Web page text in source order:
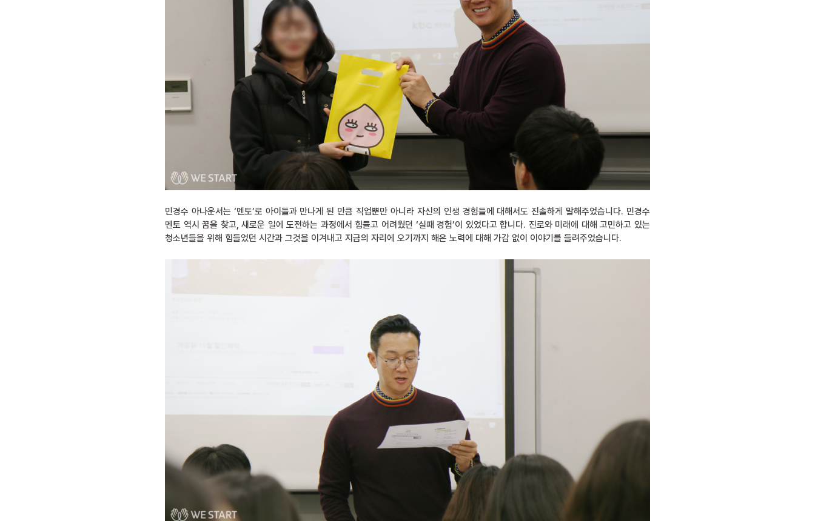
민경수 아나운서는 ‘멘토’로 아이들과 만나게 된 만큼 직업뿐만 아니라 자신의 인생 경험들에 대해서도 진솔하게 말해주었습니다. 민경수
멘토 역시 꿈을 찾고, 새로운 일에 도전하는 과정에서 힘들고 어려웠던 ‘실패 경험’이 있었다고 합니다. 진로와 미래에 대해 고민하고 있는
청소년들을 위해 힘들었던 시간과 그것을 이겨내고 지금의 자리에 오기까지 해온 노력에 대해 가감 없이 이야기를 들려주었습니다.